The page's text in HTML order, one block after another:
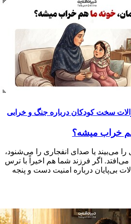
سخت کودکان درباره جنگ و خرابی
خراب میشه؟
را می‌بیند یا صدای انفجاری را می‌شنود،
اگر فرزند شما هم اخیراً با ترس
بی‌پایان درباره امنیت دست‌ و پنجه